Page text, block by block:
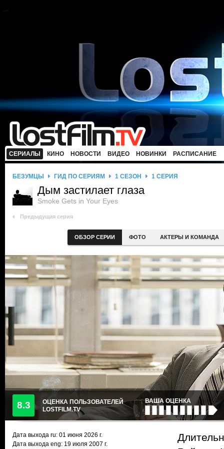
СЕРИАЛЫ КИНО НОВОСТИ ВИДЕО НОВИНКИ РАСПИСАНИЕ
БЕЗУМЦЫ ГИД ПО СЕРИЯМ 1 СЕЗОН 1 СЕРИЯ
Дым застилает глаза
Smoke Gets in Your Eyes
Предыдущая серия
ОБЗОР СЕРИИ ФОТО АКТЕРЫ И КОМАНДА
8.3
ОЦЕНКА ПОЛЬЗОВАТЕЛЕЙ
LOSTFILM.TV
ВАША ОЦЕНКА
Дата выхода ru: 01 июня 2026 г.
Дата выхода eng: 19 июля 2007 г.